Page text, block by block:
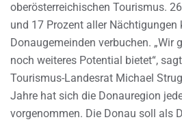
oberösterreichischen Tourismus.
und 17 Prozent aller Nächtigungen
Donaugemeinden verbuchen. „Wir
noch weiteres Potential bietet“,
Tourismus-Landesrat Michael
Jahre hat sich die Donauregion
vorgenommen. Die Donau soll als